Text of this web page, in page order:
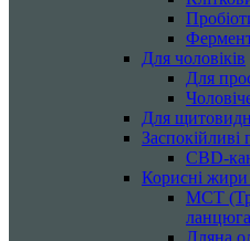
Для чоловіків
Для
Для
Заспокійливі
CBD-
Корисні жири
MCT
Лляна